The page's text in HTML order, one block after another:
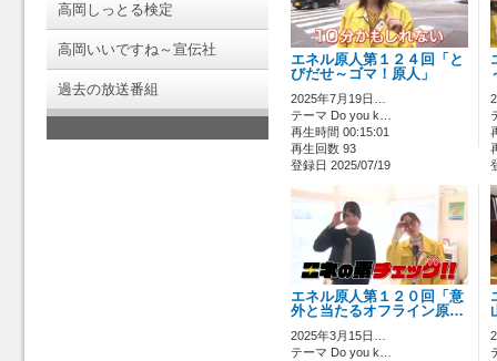
高岡しっとる検定
高岡いいですね～宣伝社
過去の放送番組
エネル原人第１２４回「と
びだせ～ゴマ！原人」
2025年7月19日…
テーマ Do you k…
再生時間 00:15:01
再生回数 93
登録日 2025/07/19
エネル原人第１２０回「意
外と当たるオフライン原…
2025年3月15日…
テーマ Do you k…